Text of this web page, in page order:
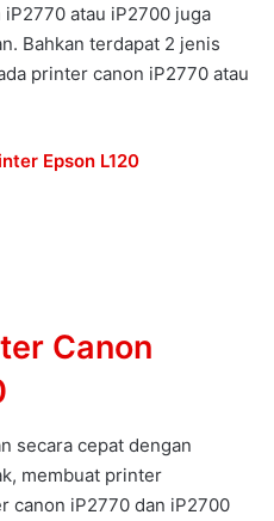
atau iP2700 juga
Bahkan terdapat 2 jenis
printer canon iP2770 atau
Epson L120
Canon
secara cepat dengan
membuat printer
canon iP2770 dan iP2700